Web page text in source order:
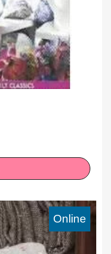
Online